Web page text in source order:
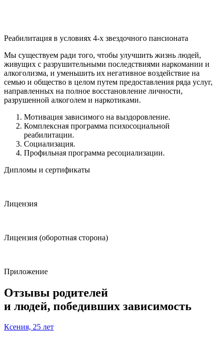
Реабилитация в условиях 4-х звездочного пансионата
Мы существуем ради того, чтобы улучшить жизнь людей,
живущих с разрушительными последствиями наркомании и
алкоголизма, и уменьшить их негативное воздействие на
семью и общество в целом путем предоставления ряда услуг,
направленных на полное восстановление личности,
разрушенной алкоголем и наркотиками.
Мотивация зависимого на выздоровление.
Комплексная программа психосоциальной
реабилитации.
Социализация.
Профильная программа ресоциализации.
Дипломы и сертификаты
Лицензия
Лицензия (оборотная сторона)
Приложение
Отзывы родителей
и людей, победивших зависимость
Ксения, 25 лет